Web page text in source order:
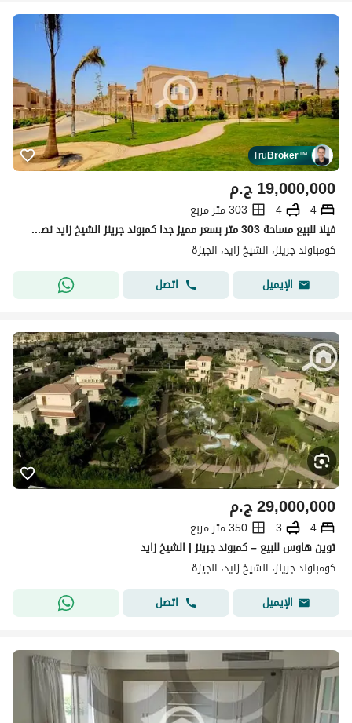
TruBroker™
ج.م19,000,000
4
4
303 متر مربع
فيلا للبيع مساحة 303 متر بسعر مميز جدا كمبوند جرينز الشيخ زايد نصف تشطيب
كومباوند جرينز، الشيخ زايد، الجيزة
الإيميل
اتصل
ج.م29,000,000
4
3
350 متر مربع
توين هاوس للبيع – كمبوند جرينز | الشيخ زايد
كومباوند جرينز، الشيخ زايد، الجيزة
الإيميل
اتصل